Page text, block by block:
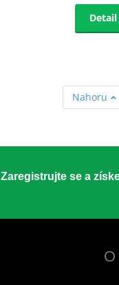
Nahoru
Zaregistrujte se a
O